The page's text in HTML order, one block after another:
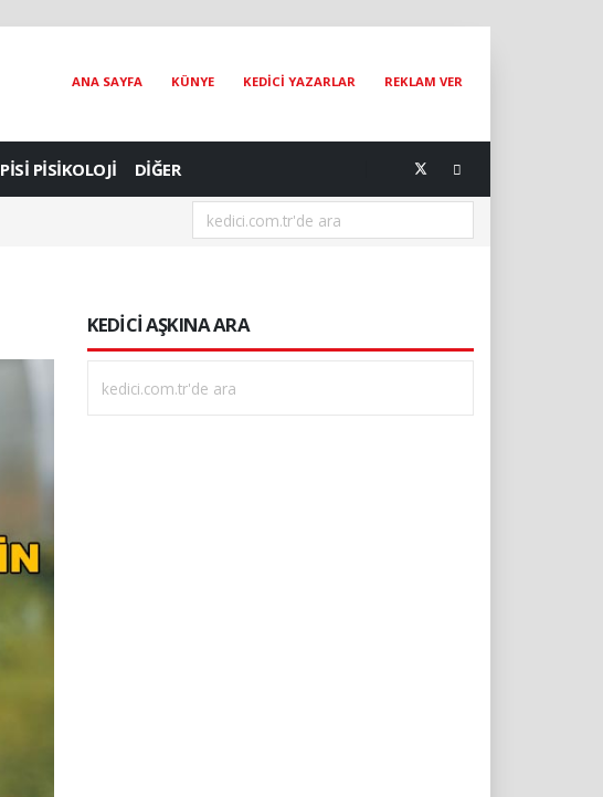
ANA SAYFA KÜNYE KEDİCİ YAZARLAR REKLAM VER
PİSİ PİSİKOLOJİ DİĞER
KEDİCİ AŞKINA ARA